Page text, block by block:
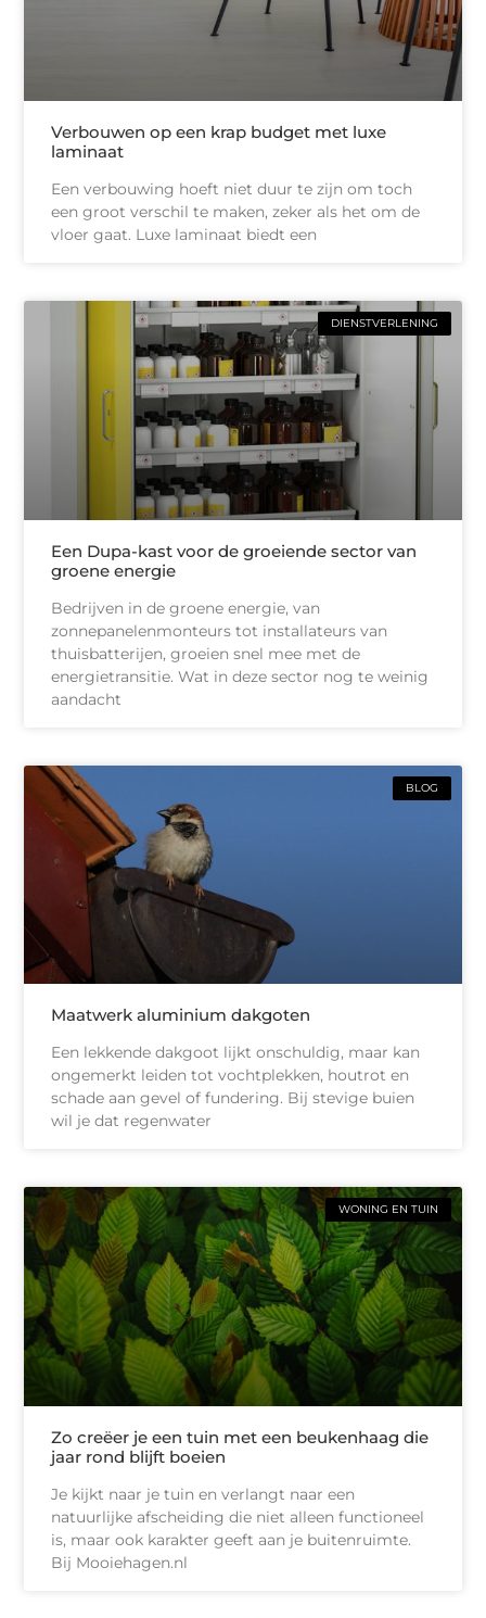
Verbouwen op een krap budget met luxe
laminaat
Een verbouwing hoeft niet duur te zijn om toch
een groot verschil te maken, zeker als het om de
vloer gaat. Luxe laminaat biedt een
DIENSTVERLENING
Een Dupa-kast voor de groeiende sector van
groene energie
Bedrijven in de groene energie, van
zonnepanelenmonteurs tot installateurs van
thuisbatterijen, groeien snel mee met de
energietransitie. Wat in deze sector nog te weinig
aandacht
BLOG
Maatwerk aluminium dakgoten
Een lekkende dakgoot lijkt onschuldig, maar kan
ongemerkt leiden tot vochtplekken, houtrot en
schade aan gevel of fundering. Bij stevige buien
wil je dat regenwater
WONING EN TUIN
Zo creëer je een tuin met een beukenhaag die
jaar rond blijft boeien
Je kijkt naar je tuin en verlangt naar een
natuurlijke afscheiding die niet alleen functioneel
is, maar ook karakter geeft aan je buitenruimte.
Bij Mooiehagen.nl